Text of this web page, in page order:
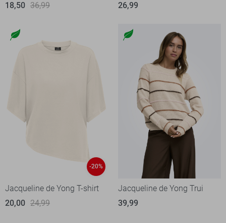
18,50 36,99
26,99
-20%
Jacqueline de Yong T-shirt
20,00 24,99
Jacqueline de Yong Trui
39,99